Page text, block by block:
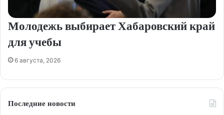
Молодежь выбирает Хабаровский край
для учебы
6 августа, 2026
Последние новости